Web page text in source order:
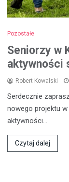
Pozostałe
Seniorzy w
aktywności
Robert Kowalski
Serdecznie
nowego projektu w
aktywności…
Czytaj dalej